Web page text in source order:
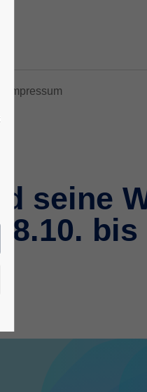
Impressum
seine
bis